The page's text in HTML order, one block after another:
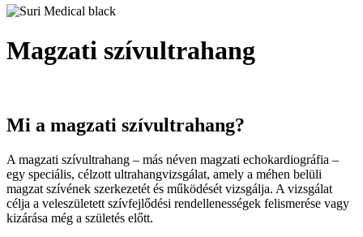
Magzati szívultrahang
Mi a magzati szívultrahang?
A magzati szívultrahang – más néven magzati echokardiográfia –
egy speciális, célzott ultrahangvizsgálat, amely a méhen belüli
magzat szívének szerkezetét és működését vizsgálja. A vizsgálat
célja a veleszületett szívfejlődési rendellenességek felismerése vagy
kizárása még a születés előtt.